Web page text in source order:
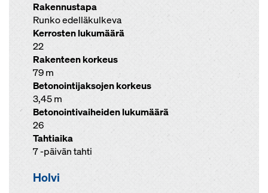
Rakennustapa
Runko edelläkulkeva
Kerrosten lukumäärä
22
Rakenteen korkeus
79 m
Betonointijaksojen korkeus
3,45 m
Betonointivaiheiden lukumäärä
26
Tahtiaika
7 -päivän tahti
Holvi